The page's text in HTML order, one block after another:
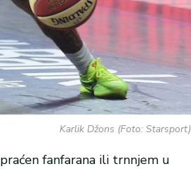
Karlik Džons (Foto: Starsport)
fanfarana ili trnnjem u